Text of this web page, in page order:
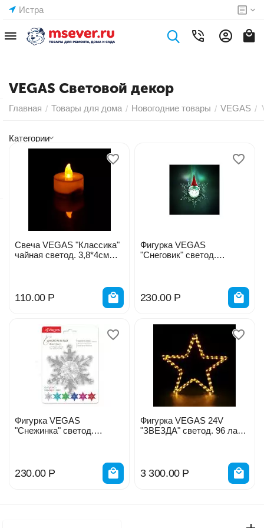
Истра
VEGAS Световой декор
Главная / Товары для дома / Новогодние товары / VEGAS /
Категории
Свеча VEGAS "Классика"
чайная светод. 3,8*4см
110.00 Р
Фигурка VEGAS
"Снеговик" светод.
230.00 Р
Фигурка VEGAS
"Снежинка" светод.
230.00 Р
Фигурка VEGAS 24V
"ЗВЕЗДА" светод. 96 ламп
3 300.00 Р